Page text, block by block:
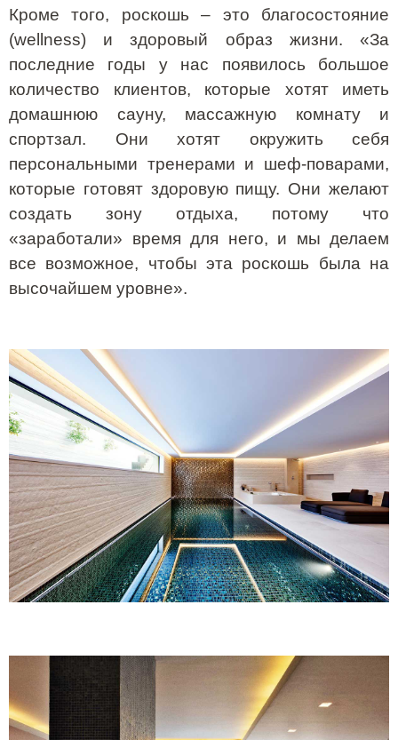
Кроме того, роскошь – это благосостояние
(wellness) и здоровый образ жизни. «За
последние годы у нас появилось большое
количество клиентов, которые хотят иметь
домашнюю сауну, массажную комнату и
спортзал. Они хотят окружить себя
персональными тренерами и шеф-поварами,
которые готовят здоровую пищу. Они желают
создать зону отдыха, потому что
«заработали» время для него, и мы делаем
все возможное, чтобы эта роскошь была на
высочайшем уровне».